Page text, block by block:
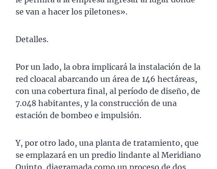
se van a hacer los piletones».
Detalles.
Por un lado, la obra implicará la instalación de la
red cloacal abarcando un área de 146 hectáreas,
con una cobertura final, al período de diseño, de
7.048 habitantes, y la construcción de una
estación de bombeo e impulsión.
Y, por otro lado, una planta de tratamiento, que
se emplazará en un predio lindante al Meridiano